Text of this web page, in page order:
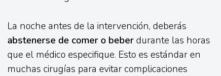
La noche antes de la intervención, deberás
abstenerse de comer o beberdurante las horas
que el médico especifique. Esto es estándar en
muchas cirugías para evitar complicaciones